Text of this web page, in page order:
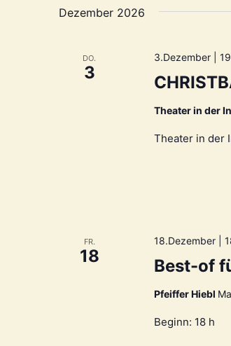
Dezember 2026
DO.
3
3.Dezember |
Theater in der
Theater in der
FR.
18 Best-of
18.Dezember |
Pfeiffer Hiebl
Beginn: 18 h